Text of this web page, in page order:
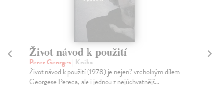
Život návod k použití
Perec Georges| Kniha
Život návod k použití (1978) je nejen? vrcholným dílem
Georgese Pereca, ale i jednou z nejúchvatnějš...